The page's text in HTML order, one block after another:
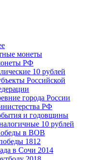
монеты
РФ
10 рублей
Российской
города России
РФ
и годовщины
10 рублей
в ВОВ
1812
в Сочи 2014